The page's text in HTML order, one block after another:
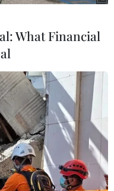
động thị trường mở.
What Financial